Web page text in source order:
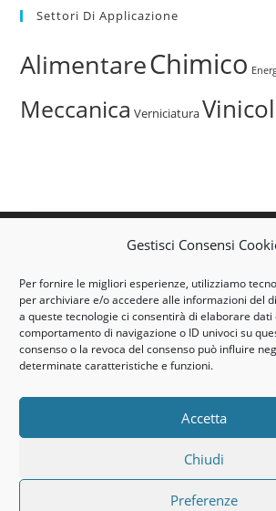
Gestisci Consensi
Per fornire le migliori esperienze, utilizziamo
per archiviare e/o accedere alle informazioni del
a queste tecnologie ci consentirà di elaborare dati
comportamento di navigazione o ID univoci su
consenso o la revoca del consenso può influire
determinate caratteristiche e funzioni.
Accetta
Chiudi
Preferenze
Settori Di Applicazione
AlimentareChimico
Meccanica Verniciatura
airtec@airtec-
Tel. +39 0142 455717
46/48, Corso Giovane Italia - 15033
- Italia
Cookies Policy
Privacy Policy